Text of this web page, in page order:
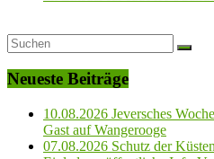
Neueste Beiträge
10.08.2026 Jeversches
Gast auf Wangerooge
07.08.2026 Schutz der